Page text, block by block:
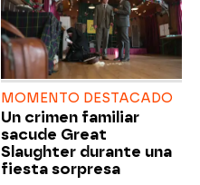
MOMENTO DESTACADO
Un crimen familiar
sacude Great
Slaughter durante una
fiesta sorpresa